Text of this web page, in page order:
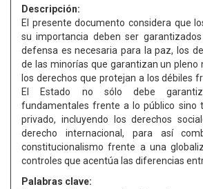
Descripción:
El presente documento considera que
su importancia deben ser
defensa es necesaria para la paz, los
de las minorías que garantizan un
los derechos que protejan a los débiles
El Estado no sólo debe
fundamentales frente a lo público sino
privado, incluyendo los derechos
derecho internacional, para así
constitucionalismo frente a una
controles que acentúa las diferencias
Palabras clave: